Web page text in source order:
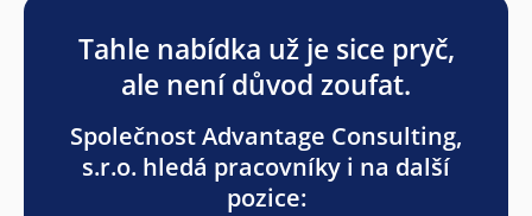
Tahle nabídka už je sice pryč,
ale není důvod zoufat.
Společnost Advantage Consulting,
s.r.o. hledá pracovníky i na další
pozice: